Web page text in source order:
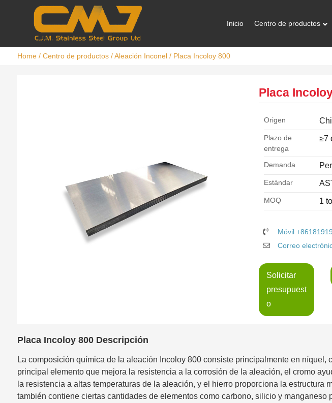
Inicio Centro de productos
Home/ Centro de productos/Aleación Inconel/ Placa Incoloy 800
Placa
Origen
Plazo de
entrega
≥7
Demanda
Estándar
MOQ 1
Móvil
Correo
Solicitar
presupuest
o
Placa Incoloy 800 Descripción
La composición química de la aleación Incoloy 800 consiste principalmente en níquel,
principal elemento que mejora la resistencia a la corrosión de la aleación, el cromo
la resistencia a altas temperaturas de la aleación, y el hierro proporciona la estructura
también contiene ciertas cantidades de elementos como carbono, silicio y manganeso